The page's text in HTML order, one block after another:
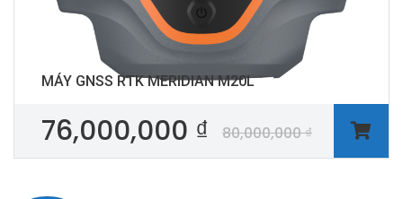
MÁY GNSS RTK MERIDIAN M20L
80,000,000₫
76,000,000 ₫